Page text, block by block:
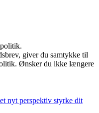
giver du samtykke til
Ønsker du ikke længere
nyt perspektiv styrke dit